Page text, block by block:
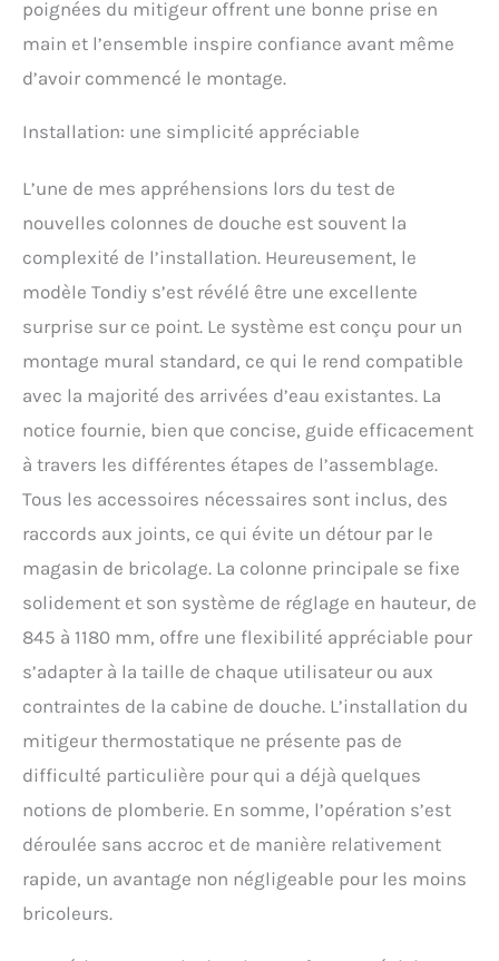
de douche à main peuvent
être réglées de haut en bas
besoins sous différents
Douche de Haute Qualité :
thermostatique est
inoxydable SUS304,
résistant à la haute
à l'oxydation. La surface
chromée est facile à
nettoyer, de sorte que nos
ensembles de douche
semblent toujours comme
Après-vente : Le colis
comprend les accessoires
nécessaires à
l'installation, vous pouvez
Si vous avez des
questions, veuillez nous
vous fournirons une
solution parfaite dans les
poignées du mitigeur offrent une bonne prise en
main et l’ensemble inspire confiance avant même
d’avoir commencé le montage.
Installation: une simplicité appréciable
L’une de mes appréhensions lors du test de
nouvelles colonnes de douche est souvent la
complexité de l’installation. Heureusement, le
modèle Tondiy s’est révélé être une excellente
surprise sur ce point. Le système est conçu pour un
montage mural standard, ce qui le rend compatible
avec la majorité des arrivées d’eau existantes. La
notice fournie, bien que concise, guide efficacement
à travers les différentes étapes de l’assemblage.
Tous les accessoires nécessaires sont inclus, des
raccords aux joints, ce qui évite un détour par le
magasin de bricolage. La colonne principale se fixe
solidement et son système de réglage en hauteur, de
845 à 1180 mm, offre une flexibilité appréciable pour
s’adapter à la taille de chaque utilisateur ou aux
contraintes de la cabine de douche. L’installation du
mitigeur thermostatique ne présente pas de
difficulté particulière pour qui a déjà quelques
notions de plomberie. En somme, l’opération s’est
déroulée sans accroc et de manière relativement
rapide, un avantage non négligeable pour les moins
bricoleurs.